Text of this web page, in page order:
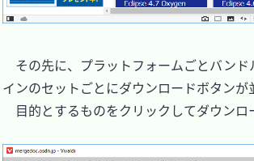
その先に、プラットフォームごとバンド
インのセットごとにダウンロードボタンが
目的とするものをクリックしてダウンロ